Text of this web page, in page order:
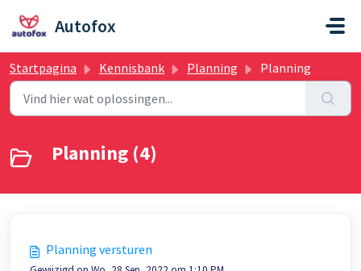
Autofox
Startpagina Kennisbank Planning Planning
Planning (4)
Planning versturen